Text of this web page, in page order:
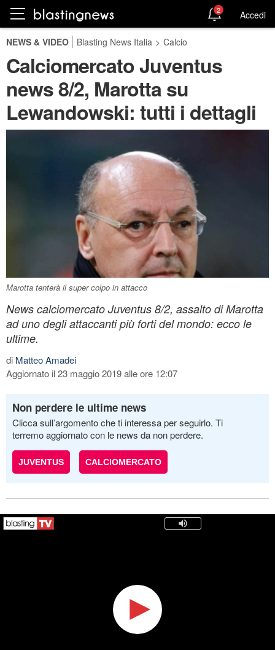
2 Accedi
NEWS & VIDEO Blasting News Italia > Calcio
Calciomercato Juventus
news 8/2, Marotta su
Lewandowski: tutti i dettagli
Marotta tenterà il super colpo in attacco
News calciomercato Juventus 8/2, assalto di Marotta
ad uno degli attaccanti più forti del mondo: ecco le
ultime.
di Matteo Amadei
Aggiornato il 23 maggio 2019 alle ore 12:07
Non perdere le ultime news
Clicca sull’argomento che ti interessa per seguirlo. Ti
terremo aggiornato con le news da non perdere.
JUVENTUS CALCIOMERCATO